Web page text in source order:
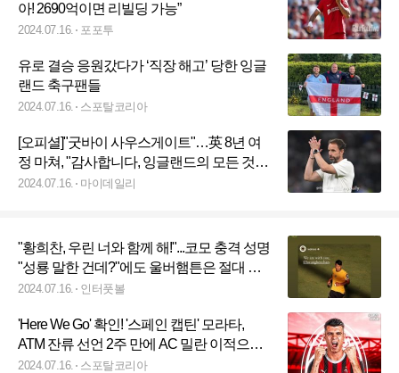
아! 2690억이면 리빌딩 가능”
2024.07.16. 포포투
유로 결승 응원갔다가 ‘직장 해고’ 당한 잉글
랜드 축구팬들
2024.07.16. 스포탈코리아
[오피셜]"굿바이 사우스게이트"…英 8년 여
정 마쳐, "감사합니다, 잉글랜드의 모든 것에
대해"
2024.07.16. 마이데일리
"황희찬, 우린 너와 함께 해!"...코모 충격 성명
"성룡 말한 건데?"에도 울버햄튼은 절대 지
지
2024.07.16. 인터풋볼
'Here We Go' 확인! '스페인 캡틴' 모라타,
ATM 잔류 선언 2주 만에 AC 밀란 이적으로
급선회...2028년까지 계약
2024.07.16. 스포탈코리아